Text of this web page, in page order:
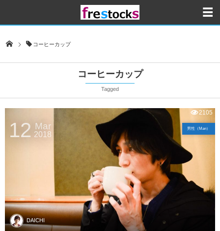
コーヒーカップ
コーヒーカップ
Tagged
DAICHI
12 Mar
2018
男性（Man）
2105